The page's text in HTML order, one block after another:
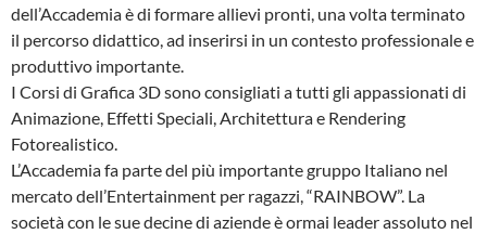
dell’Accademia è di formare allievi pronti, una volta terminato
il percorso didattico, ad inserirsi in un contesto professionale e
produttivo importante.
I Corsi di Grafica 3D sono consigliati a tutti gli appassionati di
Animazione, Effetti Speciali, Architettura e Rendering
Fotorealistico.
L’Accademia fa parte del più importante gruppo Italiano nel
mercato dell’Entertainment per ragazzi, “RAINBOW”. La
società con le sue decine di aziende è ormai leader assoluto nel